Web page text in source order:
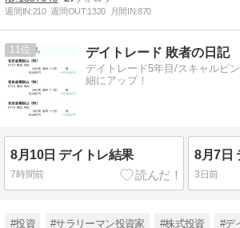
週間IN:210 週間OUT:1320 月間IN:870
11 デイトレード 敗者の日記
デイトレード5年目/スキャルピ
細にアップ！
8月10日 デイトレ結果
7時間前
8月7日
3日前
#投資 #サラリーマン投資家 #株式投資 #デ